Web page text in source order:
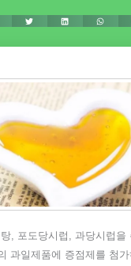
, 포도당시럽, 과당시럽을
과일제품에 증점제를 첨